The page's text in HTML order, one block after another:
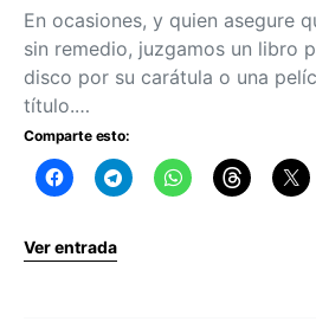
En ocasiones, y quien asegure
sin remedio, juzgamos un libro
disco por su carátula o una
título.…
Comparte esto:
Ver entrada